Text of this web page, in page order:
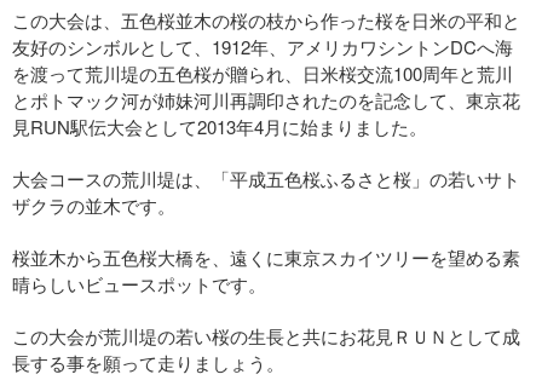
この大会は、五色桜並木の桜の枝から作った桜を日米の平和と
友好のシンボルとして、1912年、アメリカワシントンDCへ海
を渡って荒川堤の五色桜が贈られ、日米桜交流100周年と荒川
とポトマック河が姉妹河川再調印されたのを記念して、東京花
見RUN駅伝大会として2013年4月に始まりました。
大会コースの荒川堤は、「平成五色桜ふるさと桜」の若いサト
ザクラの並木です。
桜並木から五色桜大橋を、遠くに東京スカイツリーを望める素
晴らしいビュースポットです。
この大会が荒川堤の若い桜の生長と共にお花見ＲＵＮとして成
長する事を願って走りましょう。